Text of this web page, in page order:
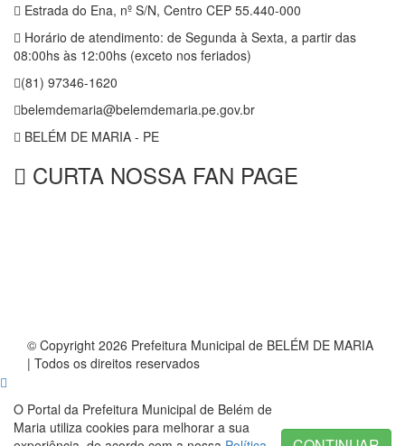
Estrada do Ena, nº S/N, Centro CEP 55.440-000
Horário de atendimento: de Segunda à Sexta, a partir das
08:00hs às 12:00hs (exceto nos feriados)
(81) 97346-1620
belemdemaria@belemdemaria.pe.gov.br
BELÉM DE MARIA - PE
CURTA NOSSA FAN PAGE
© Copyright 2026 Prefeitura Municipal de BELÉM DE MARIA
| Todos os direitos reservados
O Portal da Prefeitura Municipal de Belém de
Maria utiliza cookies para melhorar a sua